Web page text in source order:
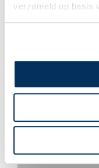
verzameld op basis